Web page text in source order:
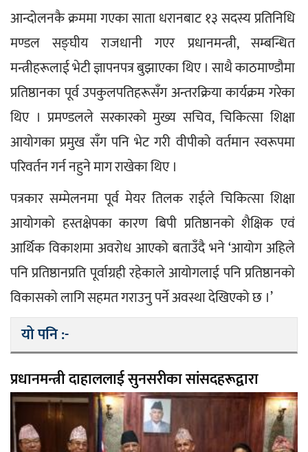
आन्दोलनकै क्रममा गएका साता धरानबाट १३ सदस्य प्रतिनिधि
मण्डल सङ्घीय राजधानी गएर प्रधानमन्त्री, सम्बन्धित
मन्त्रीहरूलाई भेटी ज्ञापनपत्र बुझाएका थिए । साथै काठमाण्डौमा
प्रतिष्ठानका पूर्व उपकुलपतिहरूसँग अन्तरक्रिया कार्यक्रम गरेका
थिए । प्रमण्डलले सरकारको मुख्य सचिव, चिकित्सा शिक्षा
आयोगका प्रमुख सँग पनि भेट गरी वीपीको वर्तमान स्वरूपमा
परिवर्तन गर्न नहुने माग राखेका थिए ।
पत्रकार सम्मेलनमा पूर्व मेयर तिलक राईले चिकित्सा शिक्षा
आयोगको हस्तक्षेपका कारण बिपी प्रतिष्ठानको शैक्षिक एवं
आर्थिक विकाशमा अवरोध आएको बताउँदै भने ‘आयोग अहिले
पनि प्रतिष्ठानप्रति पूर्वाग्रही रहेकाले आयोगलाई पनि प्रतिष्ठानको
विकासको लागि सहमत गराउनु पर्ने अवस्था देखिएको छ ।’
यो पनि :-
प्रधानमन्त्री दाहाललाई सुनसरीका सांसदहरूद्वारा